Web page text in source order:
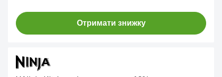
Отримати знижку